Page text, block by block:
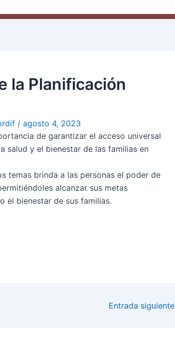
la Planificación
/ agosto 4, 2023
de garantizar el acceso universal
salud y el bienestar de las familias en
temas brinda a las personas el poder de
alcanzar sus metas
el bienestar de sus familias.
Entrada siguiente